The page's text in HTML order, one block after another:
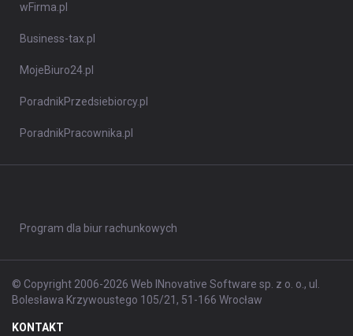
wFirma.pl
Business-tax.pl
MojeBiuro24.pl
PoradnikPrzedsiebiorcy.pl
PoradnikPracownika.pl
Program dla biur rachunkowych
© Copyright 2006-2026 Web INnovative Software sp. z o. o., ul.
Bolesława Krzywoustego 105/21, 51-166 Wrocław
KONTAKT